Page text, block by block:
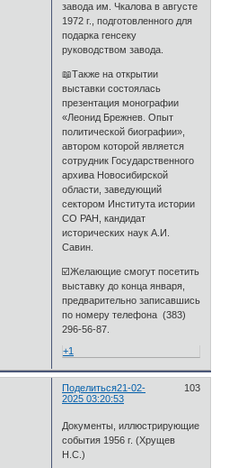
завода им. Чкалова в августе
1972 г., подготовленного для
подарка генсеку
руководством завода.
📖Также на открытии
выставки состоялась
презентация монографии
«Леонид Брежнев. Опыт
политической биографии»,
автором которой является
сотрудник Государственного
архива Новосибирской
области, заведующий
сектором Института истории
СО РАН, кандидат
исторических наук А.И.
Савин.
☑️Желающие смогут посетить
выставку до конца января,
предварительно записавшись
по номеру телефона (383)
296-56-87.
+1
Поделиться 103
21-02-
2025 03:20:53
Документы, иллюстрирующие
события 1956 г. (Хрущев
Н.С.)